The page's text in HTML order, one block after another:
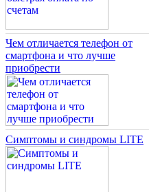
Чем отличается телефон от
смартфона и что лучше
приобрести
Симптомы и синдромы LITE